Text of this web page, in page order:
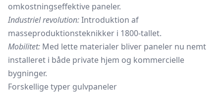
omkostningseffektive paneler.
Industriel revolution:Introduktion af
masseproduktionsteknikker i 1800-tallet.
Mobilitet: Med lette materialer bliver paneler nu nemt
installeret i både private hjem og kommercielle
bygninger.
Forskellige typer gulvpaneler